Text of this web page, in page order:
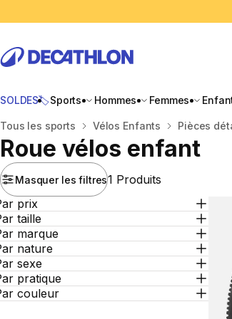
SOLDES🏷️Sports Hommes Femmes
Accueil
Tous les sports Vélos Enfants Pièces
Roue vélos enfant
Masquer les filtres1 Produits
prix
taille
marque
nature
sexe
pratique
couleur